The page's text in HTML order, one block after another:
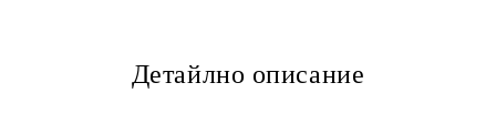
Ние ще се свържем с вас в рамките на работния ден.
Детайлно описание